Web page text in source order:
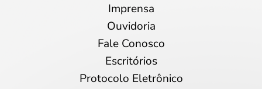
Imprensa
Ouvidoria
Fale Conosco
Escritórios
Protocolo Eletrônico